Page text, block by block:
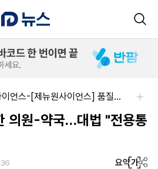
주식회사 제뉴원사이언스-[제뉴원사이언스] 품질관리약사 모집(경력무관)
의원-약국…대법 "전용통
요약가